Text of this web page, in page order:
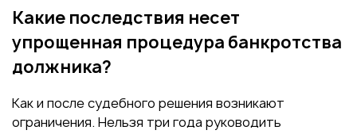
Какие последствия несет
упрощенная процедура банкротства
должника?
Как и после судебного решения возникают
ограничения. Нельзя три года руководить